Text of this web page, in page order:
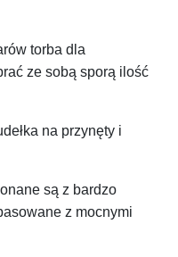
torba dla
ze sobą sporą ilość
na przynęty i
są z bardzo
z mocnymi